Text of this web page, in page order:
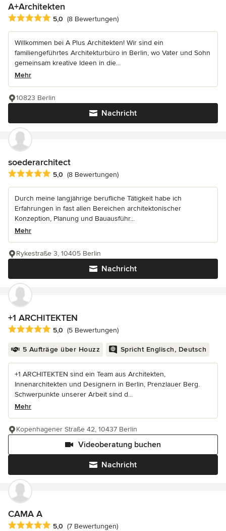
A+Architekten
Durchschnittliche Bewertung: 5 von 5 Sternen
5,0 (8 Bewertungen)
Willkommen bei A Plus Architekten! Wir sind ein
familiengeführtes Architekturbüro in Berlin, wo Vater und Sohn
gemeinsam kreative Ideen in die...
Mehr
Nachricht
10823 Berlin
soederarchitect
Durchschnittliche Bewertung: 5 von 5 Sternen
5,0 (8 Bewertungen)
Durch meine langjährige berufliche Tätigkeit habe ich
Erfahrungen in fast allen Bereichen architektonischer
Konzeption, Planung und Bauausführ...
Mehr
Nachricht
Rykestraße 3, 10405 Berlin
+1 ARCHITEKTEN
Durchschnittliche Bewertung: 5 von 5 Sternen
5,0 (5 Bewertungen)
5 Aufträge über Houzz Spricht Englisch, Deutsch
+1 ARCHITEKTEN sind ein Team aus Architekten,
Innenarchitekten und Designern in Berlin, Prenzlauer Berg.
Schwerpunkte unserer Arbeit sind d...
Mehr
Nachricht
Videoberatung buchen
Kopenhagener Straße 42, 10437 Berlin
CAMA A
Durchschnittliche Bewertung: 5 von 5 Sternen
5,0 (7 Bewertungen)